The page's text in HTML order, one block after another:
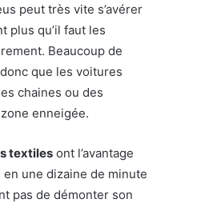
peut très vite s’avérer
plus qu’il faut les
Beaucoup de
que les voitures
chaines ou des
enneigée.
textiles ont l’avantage
en une dizaine de minute
pas de démonter son